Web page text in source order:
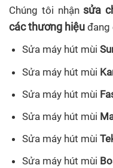
Chúng tôi nhận sửa
các thương hiệu đang
Sửa máy hút mùi
Sửa máy hút mùi
Sửa máy hút mùi
Sửa máy hút mùi
Sửa máy hút mùi
Sửa máy hút mùi